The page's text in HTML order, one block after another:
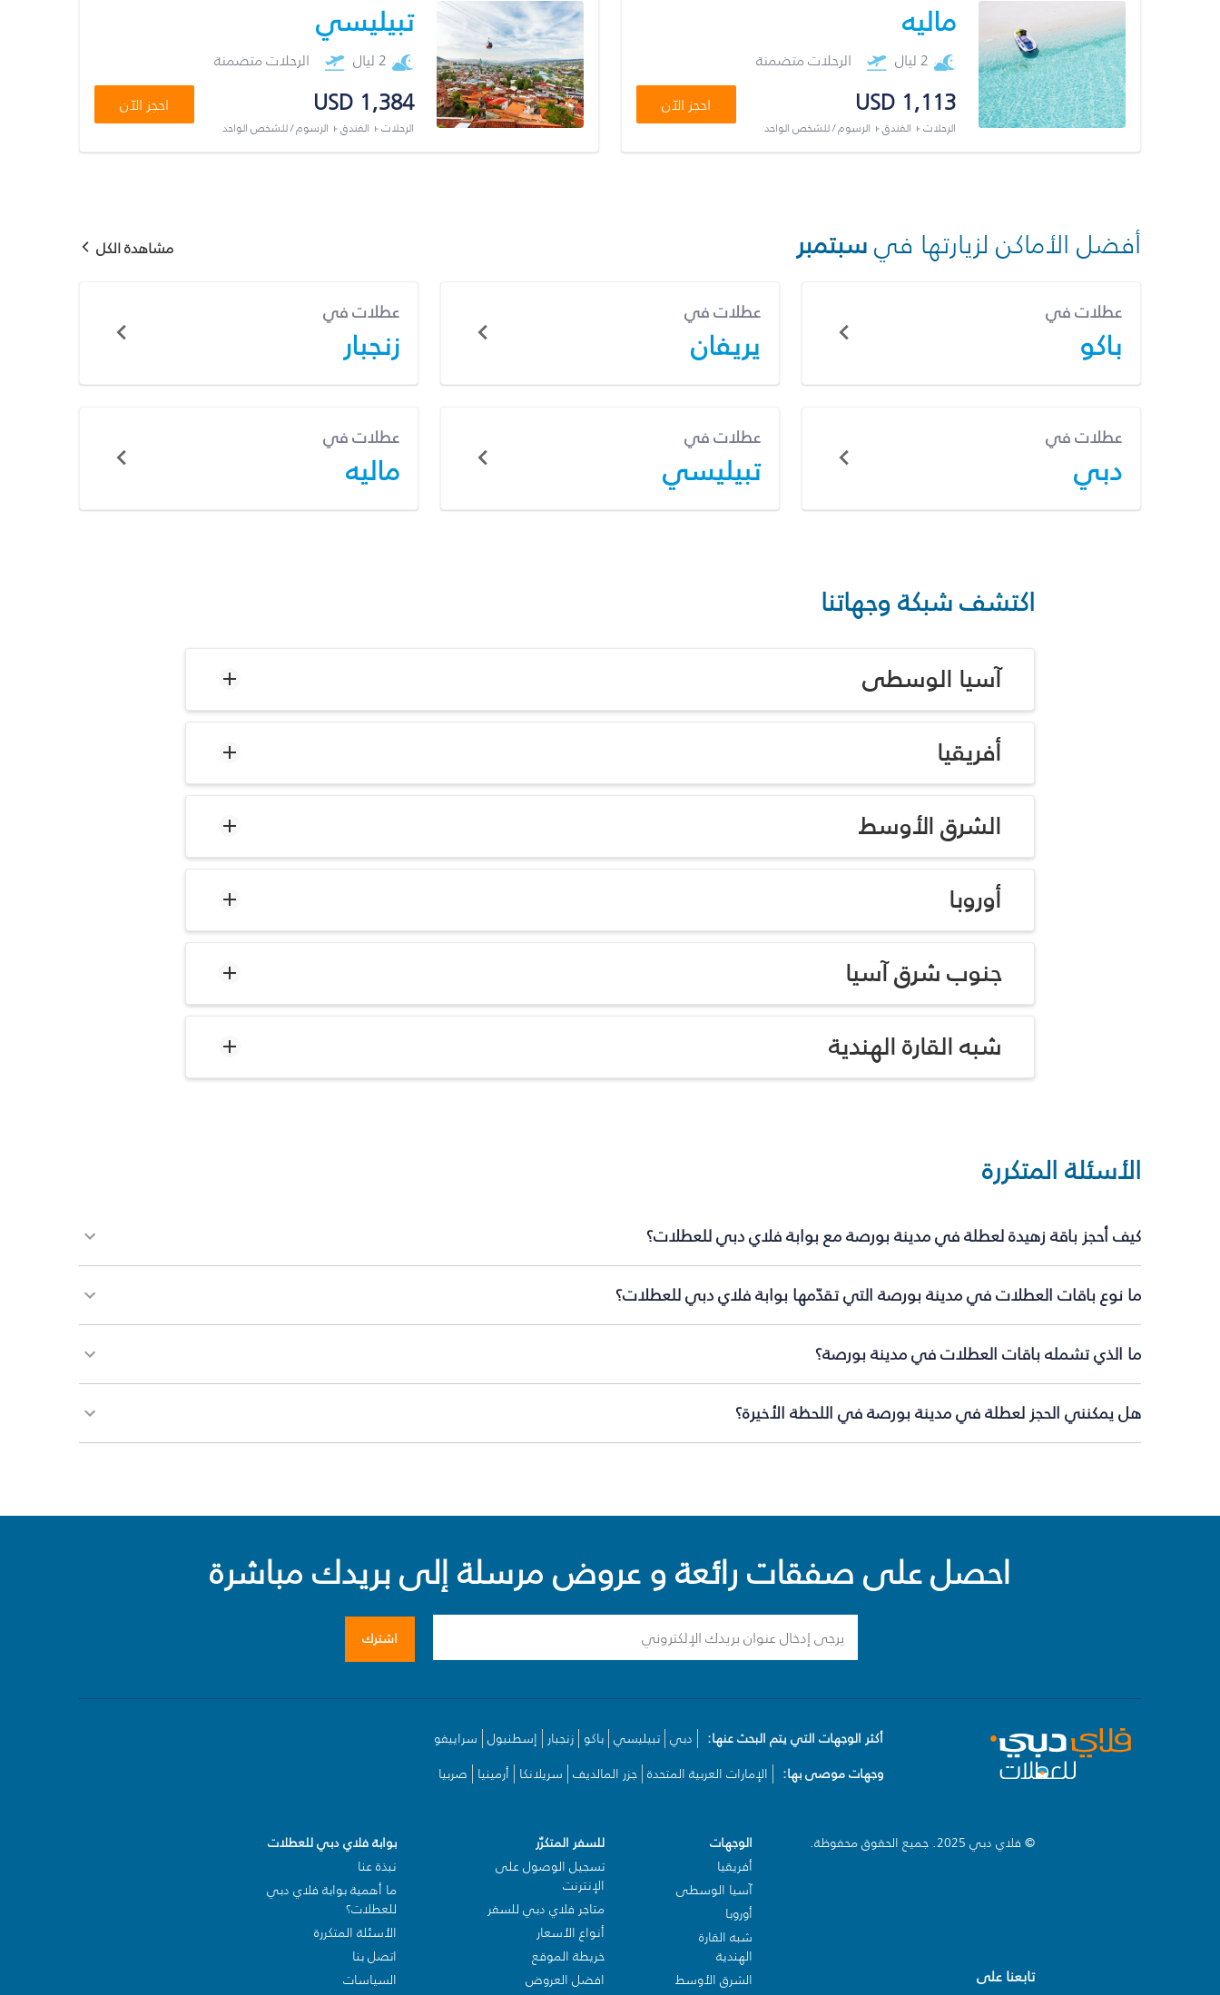
ماليه
2 ليال الرحلات متضمنة
USD 1,113
الرحلات + الفندق + الرسوم / للشخص الواحد
احجز الآن
تبيليسي
2 ليال الرحلات متضمنة
USD 1,384
الرحلات + الفندق + الرسوم / للشخص الواحد
احجز الآن
أفضل الأماكن لزيارتها فيسبتمبر مشاهدة الكل
عطلات في
باكو
عطلات في
يريفان
عطلات في
زنجبار
عطلات في
دبي
عطلات في
تبيليسي
عطلات في
ماليه
اكتشف شبكة وجهاتنا
آسيا الوسطى
أفريقيا
الشرق الأوسط
أوروبا
جنوب شرق آسيا
شبه القارة الهندية
الأسئلة المتكررة
كيف أحجز باقة زهيدة لعطلة في مدينة بورصة مع بوابة فلاي دبي للعطلات؟
ما نوع باقات العطلات في مدينة بورصة التي تقدّمها بوابة فلاي دبي للعطلات؟
ما الذي تشمله باقات العطلات في مدينة بورصة؟
هل يمكنني الحجز لعطلة في مدينة بورصة في اللحظة الأخيرة؟
احصل على صفقات رائعة و عروض مرسلة إلى بريدك مباشرة
اشترك
أكثر الوجهات التي يتم البحث عنها: دبي تبيليسي باكو زنجبار إسطنبول سراييفو
وجهات موصى بها:
الإمارات العربية المتحدة جزر المالديف سريلانكا أرمينيا صربيا
© فلاي دبي 2025. جميع الحقوق محفوظة.
تابعنا على
الوجهات
أفريقيا
آسيا الوسطى
أوروبا
شبه القارة
الهندية
الشرق الأوسط
للسفر المتكرّر
تسجيل الوصول على
الإنترنت
متاجر فلاي دبي للسفر
أنواع الأسعار
خريطة الموقع
افضل العروض
بوابة فلاي دبي للعطلات
نبذة عنا
ما أهمية بوابة فلاي دبي
للعطلات؟
الأسئلة المتكررة
اتصل بنا
السياسات